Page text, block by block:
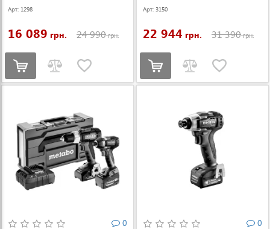
Арт: 1298
16 089 грн. 24 990грн.
Арт: 3150
22 944 грн. 31 390грн.
0
0